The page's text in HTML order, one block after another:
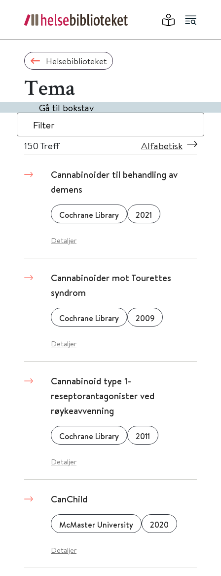
Helsebiblioteket
Tema
Gå til bokstav
Filter
150 Treff Alfabetisk
Cannabinoider til behandling av
demens
Cochrane Library 2021
Detaljer
Cannabinoider mot Tourettes
syndrom
Cochrane Library 2009
Detaljer
Cannabinoid type 1-
reseptorantagonister ved
røykeavvenning
Cochrane Library 2011
Detaljer
CanChild
McMaster University 2020
Detaljer